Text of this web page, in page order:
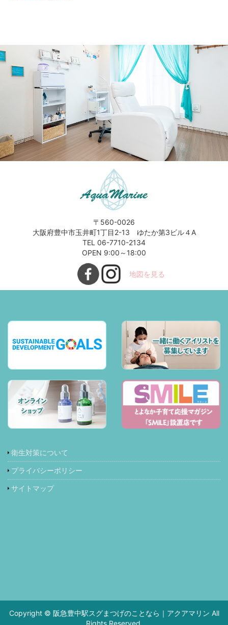
〒560-0026
大阪府豊中市玉井町1丁目2-13 ゆたか第3ビル４A
TEL 06-7710-2134
OPEN 9:00～18:00
地図を見る
衛生対策について
プライバシーポリシー
サイトマップ
Copyright © 阪急豊中駅スグまつげのことなら｜アクアマリン All